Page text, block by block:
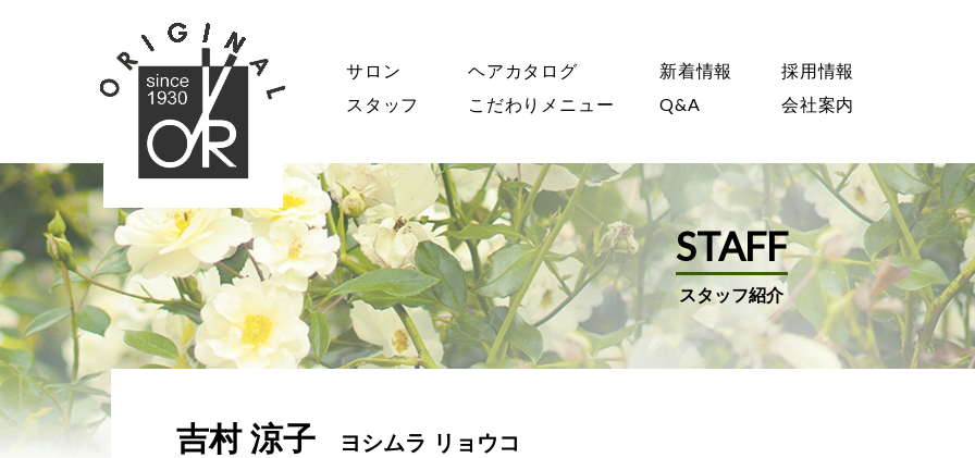
サロン ヘアカタログ 新着情報
採用情報
スタッフ
こだわりメニュー Q&A 会社案内
STAFF
スタッフ紹介
吉村 涼子 ヨシムラ リョウコ